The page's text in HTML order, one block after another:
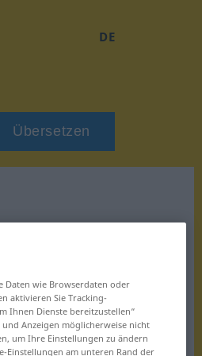
DE
Übersetzen
Daten wie Browserdaten oder
aktivieren Sie Tracking-
Ihnen Dienste bereitzustellen“
Anzeigen möglicherweise nicht
um Ihre Einstellungen zu ändern
Einstellungen am unteren Rand der